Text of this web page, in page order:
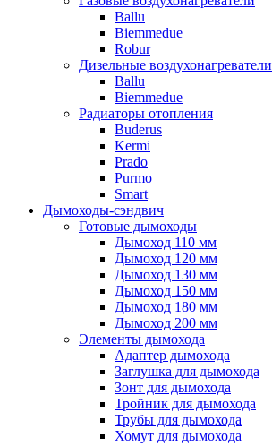
Ballu
Biemmedue
Robur
Дизельные воздухонагреватели
Ballu
Biemmedue
Радиаторы отопления
Buderus
Kermi
Prado
Purmo
Smart
Дымоходы-сэндвич
Готовые дымоходы
Дымоход 110 мм
Дымоход 120 мм
Дымоход 130 мм
Дымоход 150 мм
Дымоход 180 мм
Дымоход 200 мм
Элементы дымохода
Адаптер дымохода
Заглушка для дымохода
Зонт для дымохода
Тройник для дымохода
Трубы для дымохода
Хомут для дымохода